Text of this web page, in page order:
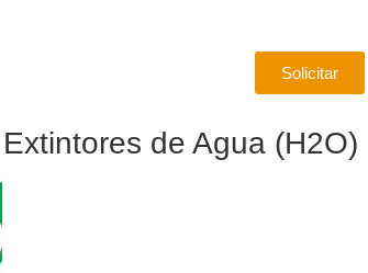
Solicitar
Extintores de Agua (H2O)